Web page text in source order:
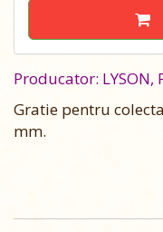
Producator: LYSON,
Gratie pentru
mm.